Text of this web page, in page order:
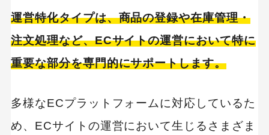
運営特化タイプは、商品の登録や在庫管理・
注文処理など、ECサイトの運営において特に
重要な部分を専門的にサポートします。
多様なECプラットフォームに対応しているた
め、ECサイトの運営において生じるさまざま